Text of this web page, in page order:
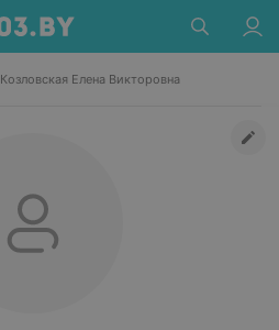
Козловская Елена Викторовна